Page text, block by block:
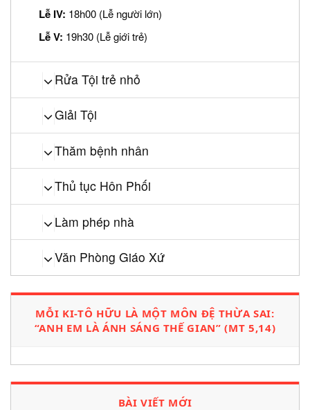
Lễ IV: 18h00 (Lễ người lớn)
Lễ V: 19h30 (Lễ giới trẻ)
Rửa Tội trẻ nhỏ
Giải Tội
Thăm bệnh nhân
Thủ tục Hôn Phối
Làm phép nhà
Văn Phòng Giáo Xứ
MỖI KI-TÔ HỮU LÀ MỘT MÔN ĐỆ THỪA SAI:
“ANH EM LÀ ÁNH SÁNG THẾ GIAN” (MT 5,14)
BÀI VIẾT MỚI